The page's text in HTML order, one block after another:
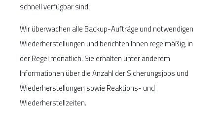
schnell verfügbar sind.
Wir überwachen alle Backup-Aufträge und notwendigen
Wiederherstellungen und berichten Ihnen regelmäßig, in
der Regel monatlich. Sie erhalten unter anderem
Informationen über die Anzahl der Sicherungsjobs und
Wiederherstellungen sowie Reaktions- und
Wiederherstellzeiten.